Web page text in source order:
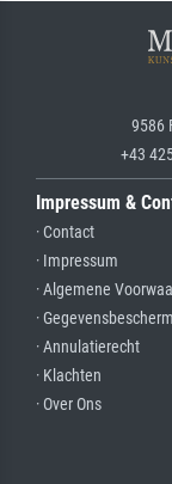
9586
+43
Impressum &
· Contact
· Impressum
· Algemene
·
· Annulatierecht
· Klachten
· Over Ons